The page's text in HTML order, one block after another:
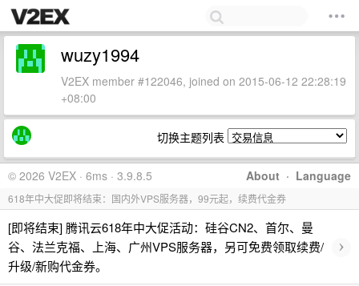
wuzy1994
V2EX member #122046, joined on 2015-06-12 22:28:19
+08:00
切换主题列表
About · Language
© 2026 V2EX · 6ms · 3.9.8.5
618年中大促即将结束：国内外VPS服务器，99元起，续费代金券
[即将结束] 腾讯云618年中大促活动：硅谷CN2、首尔、曼
谷、法兰克福、上海、广州VPS服务器，另可免费领取续费/
升级/新购代金券。
›